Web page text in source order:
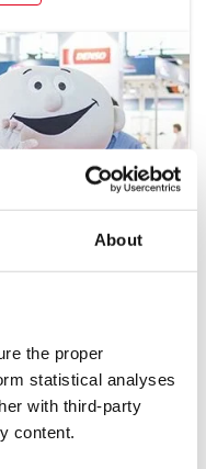
About
the proper
statistical analyses
with third-party
content.